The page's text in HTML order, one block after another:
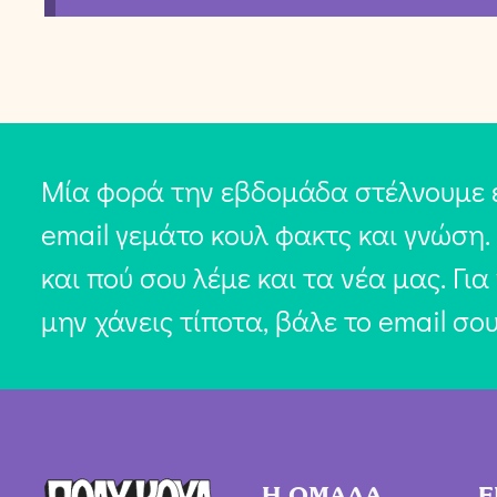
Μία φορά την εβδομάδα στέλνουμε
email γεμάτο κουλ φακτς και
και πού σου λέμε και τα νέα μας.
μην χάνεις τίποτα, βάλε το email